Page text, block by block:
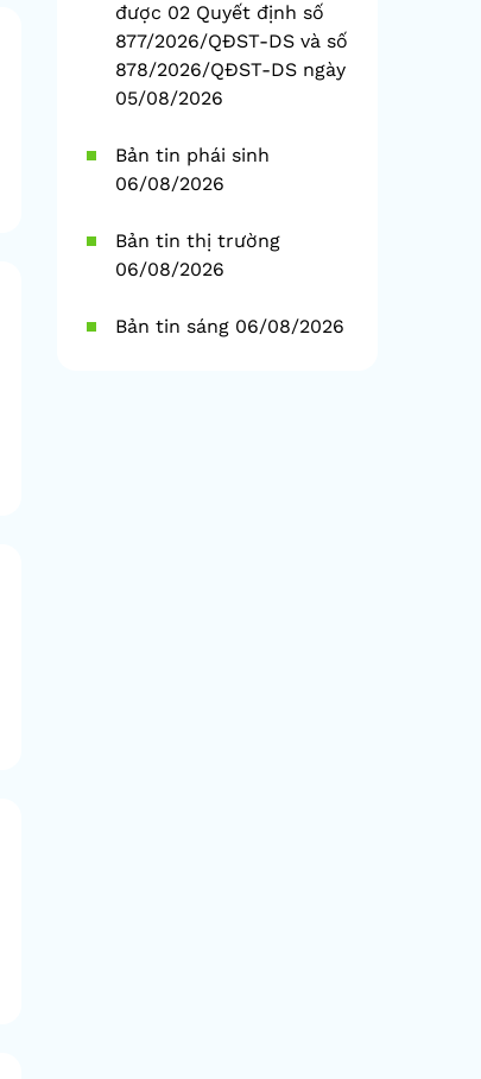
được 02 Quyết định số
877/2026/QĐST-DS và số
878/2026/QĐST-DS ngày
05/08/2026
Bản tin phái sinh
06/08/2026
Bản tin thị trường
06/08/2026
Bản tin sáng 06/08/2026